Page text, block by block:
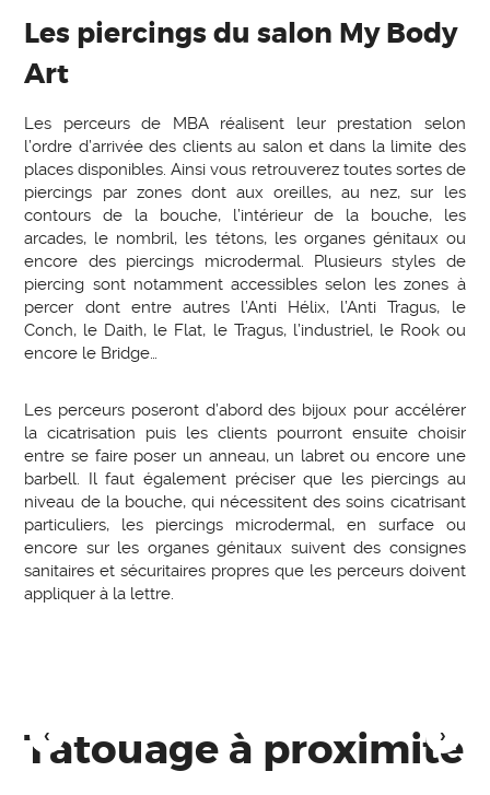
Les piercings du salon My Body
Art
Les perceurs de MBA réalisent leur prestation selon
l’ordre d’arrivée des clients au salon et dans la limite des
places disponibles. Ainsi vous retrouverez toutes sortes de
piercings par zones dont aux oreilles, au nez, sur les
contours de la bouche, l’intérieur de la bouche, les
arcades, le nombril, les tétons, les organes génitaux ou
encore des piercings microdermal. Plusieurs styles de
piercing sont notamment accessibles selon les zones à
percer dont entre autres l’Anti Hélix, l’Anti Tragus, le
Conch, le Daith, le Flat, le Tragus, l’industriel, le Rook ou
encore le Bridge…
Les perceurs poseront d’abord des bijoux pour accélérer
la cicatrisation puis les clients pourront ensuite choisir
entre se faire poser un anneau, un labret ou encore une
barbell. Il faut également préciser que les piercings au
niveau de la bouche, qui nécessitent des soins cicatrisant
particuliers, les piercings microdermal, en surface ou
encore sur les organes génitaux suivent des consignes
sanitaires et sécuritaires propres que les perceurs doivent
appliquer à la lettre.
Tatouage à proximité